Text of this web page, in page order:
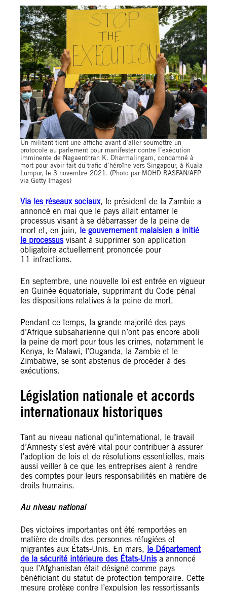
Un militant tient une affiche avant d’aller soumettre un
protocole au parlement pour manifester contre l’exécution
imminente de Nagaenthran K. Dharmalingam, condamné à
mort pour avoir fait du trafic d’héroïne vers Singapour, à Kuala
Lumpur, le 3 novembre 2021. (Photo par MOHD RASFAN/AFP
via Getty Images)
Via les réseaux sociaux, le président de la Zambie a
annoncé en mai que le pays allait entamer le
processus visant à se débarrasser de la peine de
mort et, en juin, le gouvernement malaisien a initié
le processusvisant à supprimer son application
obligatoire actuellement prononcée pour
11 infractions.
En septembre, une nouvelle loi est entrée en vigueur
en Guinée équatoriale, supprimant du Code pénal
les dispositions relatives à la peine de mort.
Pendant ce temps, la grande majorité des pays
d’Afrique subsaharienne qui n’ont pas encore aboli
la peine de mort pour tous les crimes, notamment le
Kenya, le Malawi, l’Ouganda, la Zambie et le
Zimbabwe, se sont abstenus de procéder à des
exécutions.
Législation nationale et accords
internationaux historiques
Tant au niveau national qu’international, le travail
d’Amnesty s’est avéré vital pour contribuer à assurer
l’adoption de lois et de résolutions essentielles, mais
aussi veiller à ce que les entreprises aient à rendre
des comptes pour leurs responsabilités en matière de
droits humains.
Au niveau national
Des victoires importantes ont été remportées en
matière de droits des personnes réfugiées et
migrantes aux États-Unis. En mars, le Département
de la sécurité intérieure des États-Unisa annoncé
que l’Afghanistan était désigné comme pays
bénéficiant du statut de protection temporaire. Cette
mesure protège contre l’expulsion les ressortissants